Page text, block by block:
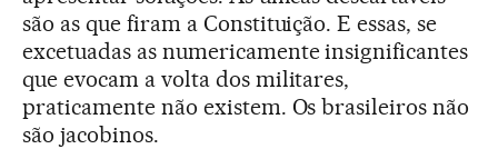
são as que firam a Constituição. E essas, se
excetuadas as numericamente insignificantes
que evocam a volta dos militares,
praticamente não existem. Os brasileiros não
são jacobinos.